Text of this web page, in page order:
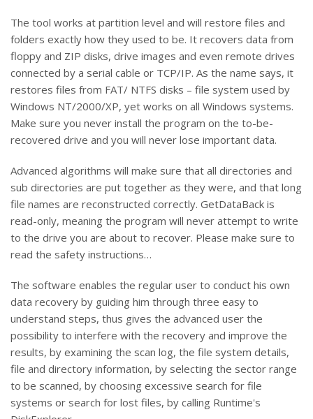
The tool works at partition level and will restore files and
folders exactly how they used to be. It recovers data from
floppy and ZIP disks, drive images and even remote drives
connected by a serial cable or TCP/IP. As the name says, it
restores files from FAT/ NTFS disks – file system used by
Windows NT/2000/XP, yet works on all Windows systems.
Make sure you never install the program on the to-be-
recovered drive and you will never lose important data.
Advanced algorithms will make sure that all directories and
sub directories are put together as they were, and that long
file names are reconstructed correctly. GetDataBack is
read-only, meaning the program will never attempt to write
to the drive you are about to recover. Please make sure to
read the safety instructions…
The software enables the regular user to conduct his own
data recovery by guiding him through three easy to
understand steps, thus gives the advanced user the
possibility to interfere with the recovery and improve the
results, by examining the scan log, the file system details,
file and directory information, by selecting the sector range
to be scanned, by choosing excessive search for file
systems or search for lost files, by calling Runtime's